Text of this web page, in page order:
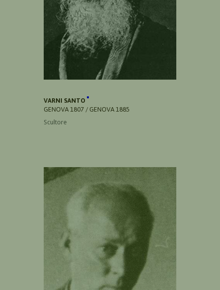
VARNI SANTO
GENOVA 1807 / GENOVA 1885
Scultore